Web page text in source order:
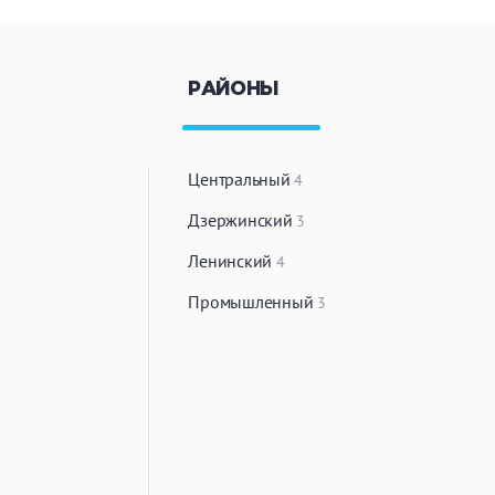
РАЙОНЫ
Центральный4
Дзержинский 3
Ленинский 4
Промышленный 3